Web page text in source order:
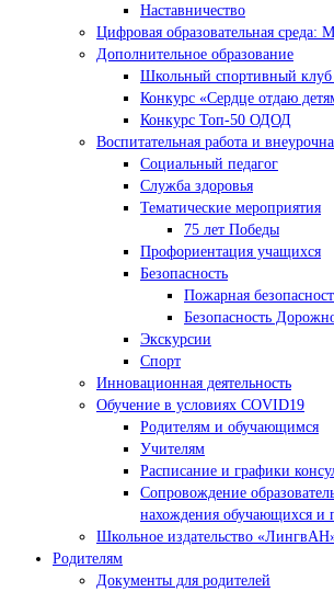
Наставничество
Цифровая образовательная среда:
Дополнительное образование
Школьный спортивный
Конкурс «Сердце отдаю
Конкурс Топ-50 ОДОД
Воспитательная работа и
Социальный педагог
Служба здоровья
Тематические мероприятия
75 лет Победы
Профориентация учащихся
Безопасность
Пожарная
Безопасность
Экскурсии
Спорт
Инновационная деятельность
Обучение в условиях COVID19
Родителям и обучающимся
Учителям
Расписание и графики
Сопровождение
нахождения обучающихся и
Школьное издательство
Родителям
Документы для родителей